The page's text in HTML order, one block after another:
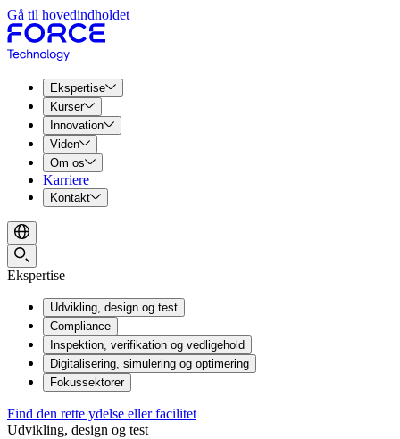
Gå til hovedindholdet
Ekspertise
Kurser
Innovation
Viden
Om os
Karriere
Kontakt
Ekspertise
Udvikling, design og test
Compliance
Inspektion, verifikation og vedligehold
Digitalisering, simulering og optimering
Fokussektorer
Find den rette ydelse eller facilitet
Udvikling, design og test